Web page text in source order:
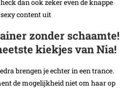
dan ook zeker even de knappe
content uit
zonder schaamte!
kiekjes van Nia!
brengen je echter in een trance.
de mogelijkheid niet om haar op